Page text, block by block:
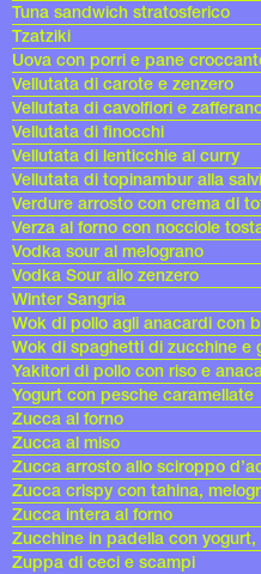
Tuna sandwich stratosferico
Tzatziki
Uova con porri e pane
Vellutata di carote e zenzero
Vellutata di cavolfiori e
Vellutata di finocchi
Vellutata di lenticchie al curry
Vellutata di topinambur alla
Verdure arrosto con crema di
Verza al forno con nocciole
Vodka sour al melograno
Vodka Sour allo zenzero
Winter Sangria
Wok di pollo agli anacardi con
Wok di spaghetti di zucchine e
Yakitori di pollo con riso e
Yogurt con pesche caramellate
Zucca al forno
Zucca al miso
Zucca arrosto allo sciroppo
Zucca crispy con tahina,
Zucca intera al forno
Zucchine in padella con
Zuppa di ceci e scampi